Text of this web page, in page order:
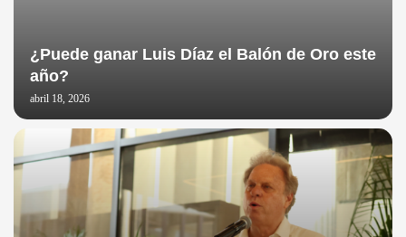
¿Puede ganar Luis Díaz el Balón de Oro este
año?
abril 18, 2026